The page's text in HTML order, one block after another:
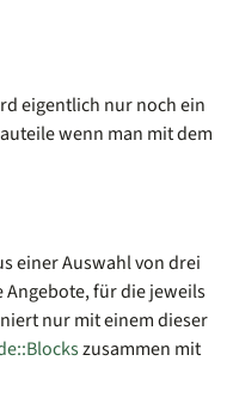
eigentlich nur noch ein
wenn man mit dem
einer Auswahl von drei
für die jeweils
nur mit einem dieser
zusammen mit